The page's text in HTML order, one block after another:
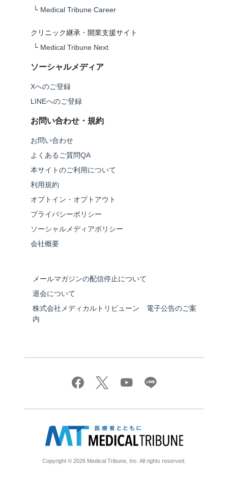
└ Medical Tribune Career
クリニック継承・開業支援サイト
└ Medical Tribune Next
ソーシャルメディア
Xへのご登録
LINEへのご登録
お問い合わせ・規約
お問い合わせ
よくあるご質問QA
本サイトのご利用について
利用規約
オプトイン・オプトアウト
プライバシーポリシー
ソーシャルメディアポリシー
会社概要
メールマガジンの配信停止について
退会について
株式会社メディカルトリビューン 電子公告のご案
内
Copyright © 2026 Medical Tribune, Inc. All rights reserved.